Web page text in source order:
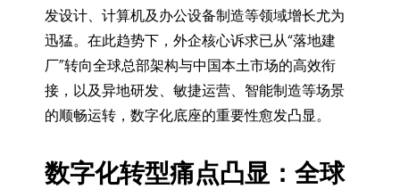
发设计、计算机及办公设备制造等领域增长尤为
迅猛。在此趋势下，外企核心诉求已从“落地建
厂”转向全球总部架构与中国本土市场的高效衔
接，以及异地研发、敏捷运营、智能制造等场景
的顺畅运转，数字化底座的重要性愈发凸显。
数字化转型痛点凸显：全球